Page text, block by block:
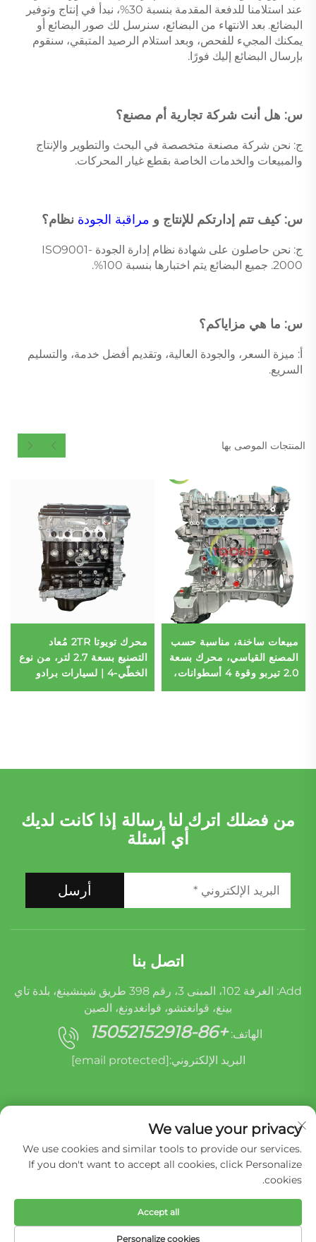
بإرسال البضائع إليك فورًا.
س: هل أنت شركة تجارية أم مصنع؟
والمبيعات والخدمات الخاصة بقطع غيار المحركات.
س: كيف تتم إدارتكم للإنتاج و مراقبة الجودة نظام؟
ج: نحن حاصلون على شهادة نظام إدارة الجودة ISO9001-
2000. جميع البضائع يتم اختبارها بنسبة 100%.
س: ما هي مزاياكم؟
السريع.
المنتجات الموصى بها
مبيعات ساخنة، مناسبة حسب
المصنع القياسي، محرك بسعة
2.0 تيربو وقوة 4 أسطوانات،
مُعاد تصنيعه لسيارات
محرك تويوتا 2TR مُعاد
التصنيع بسعة 2.7 لتر، من نوع
الخطّي-4 | لسيارات برادو
2700 وهياس وفورتونر | بديل
من فضلك اترك لنا رسالة إذا كانت لديك
أي أسئلة
أرسل
اتصل بنا
Add: الغرفة 102، المبنى 3، رقم 398 طريق شينشينغ، بلدة تاي
بينغ، قوانغتشو، قوانغدونغ، الصين
الهاتف: +86-15052152918
البريد الإلكتروني:[email protected]
حقوق الطبع والنشر © شركة ميراكل أوريدي (قوانغتشو)
لإعادة تصنيع قطع غيار السيارات المحدودة -سياسة
الخصوصية
We value your privacy
We use cookies and similar tools to provide our services.
If you don't want to accept all cookies, click Personalize
cookies.
Personalize cookies
Accept all